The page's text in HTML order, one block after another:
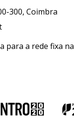
300, Coimbra
para a rede fixa